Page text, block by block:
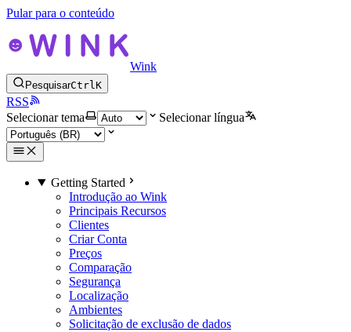
Pular para o conteúdo
Wink
PesquisarCtrlK
RSS
Selecionar tema
Selecionar língua
Getting Started
Introdução ao Wink
Principais Recursos
Clientes
Criar Conta
Preços
Comparação
Segurança
Localização
Ambientes
Solicitação de exclusão de dados